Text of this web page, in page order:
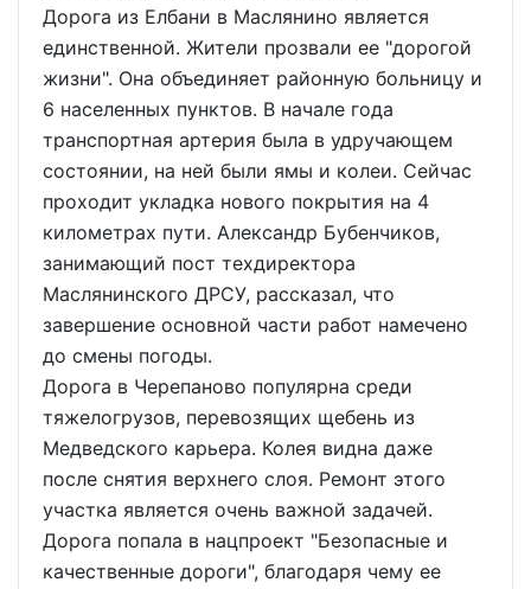
Дорога из Елбани в Маслянино является
единственной. Жители прозвали ее "дорогой
жизни". Она объединяет районную больницу и
6 населенных пунктов. В начале года
транспортная артерия была в удручающем
состоянии, на ней были ямы и колеи. Сейчас
проходит укладка нового покрытия на 4
километрах пути. Александр Бубенчиков,
занимающий пост техдиректора
Маслянинского ДРСУ, рассказал, что
завершение основной части работ намечено
до смены погоды.
Дорога в Черепаново популярна среди
тяжелогрузов, перевозящих щебень из
Медведского карьера. Колея видна даже
после снятия верхнего слоя. Ремонт этого
участка является очень важной задачей.
Дорога попала в нацпроект "Безопасные и
качественные дороги", благодаря чему ее